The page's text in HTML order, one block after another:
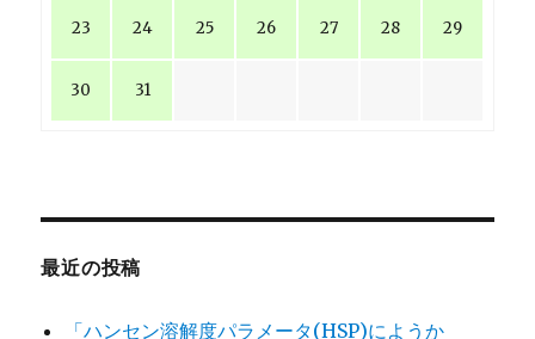
23 24 25 26 27 28 29
30 31
最近の投稿
「ハンセン溶解度パラメータ(HSP)にようか